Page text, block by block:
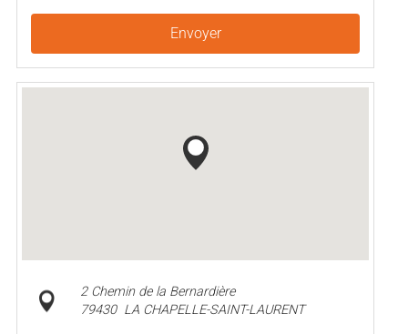
Envoyer
2 Chemin de la Bernardière
79430 LA CHAPELLE-SAINT-LAURENT